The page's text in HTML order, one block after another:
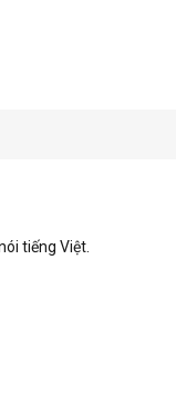
tiếng Việt.